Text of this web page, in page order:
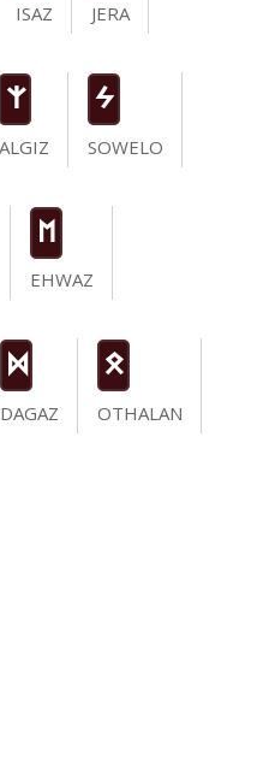
ISAZ
JERA
Z
ALGIZ
S
SOWELO
E
EHWAZ
D
DAGAZ
O
OTHALAN